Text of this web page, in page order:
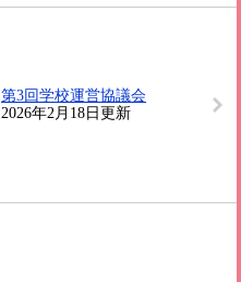
第3回学校運営協議会
2026年2月18日更新